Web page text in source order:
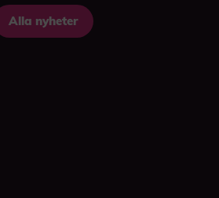
Alla nyheter